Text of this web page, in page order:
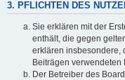
3. PFLICHTEN DES
Sie erklären mit der
enthält, die gegen
erklären insbesondere,
Beiträgen verwendeten
Der Betreiber des